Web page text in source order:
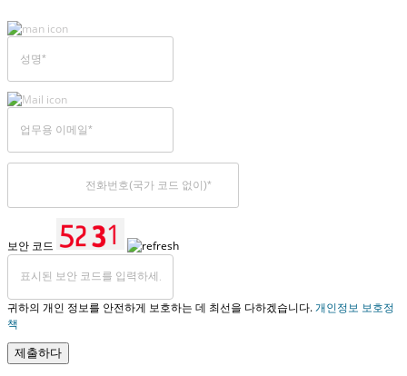
보안 코드
귀하의 개인 정보를 안전하게 보호하는 데 최선을 다하겠습니다.개인정보 보호정
책
제출하다